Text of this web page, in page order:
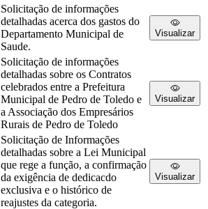
Solicitação de informações
detalhadas acerca dos gastos do
Departamento Municipal de
Saude.
Visualizar
Solicitação de informações
detalhadas sobre os Contratos
celebrados entre a Prefeitura
Municipal de Pedro de Toledo e
a Associação dos Empresários
Rurais de Pedro de Toledo
Visualizar
Solicitação de Informações
detalhadas sobre a Lei Municipal
que rege a função, a confirmação
da exigência de dedicacdo
exclusiva e o histórico de
reajustes da categoria.
Visualizar